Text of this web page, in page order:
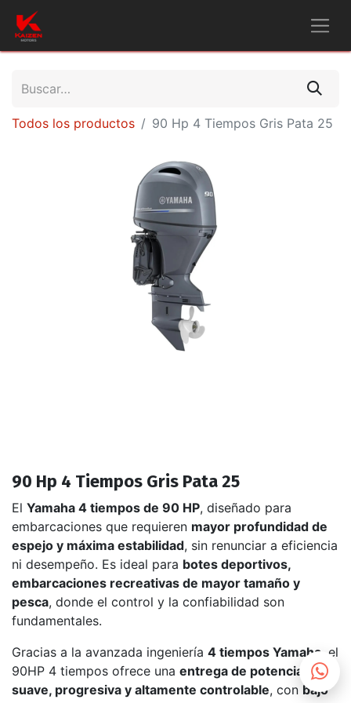
Todos los productos 90 Hp 4 Tiempos Gris Pata 25
90 Hp 4 Tiempos Gris Pata 25
El Yamaha 4 tiempos de 90 HP, diseñado para
embarcaciones que requieren mayor profundidad de
espejo y máxima estabilidad, sin renunciar a eficiencia
ni desempeño. Es ideal para botes deportivos,
embarcaciones recreativas de mayor tamaño y
pesca, donde el control y la confiabilidad son
fundamentales.
Gracias a la avanzada ingeniería 4 tiempos Yamaha , el
90HP 4 tiempos ofrece una entrega de potencia
suave, progresiva y altamente controlable, con bajo